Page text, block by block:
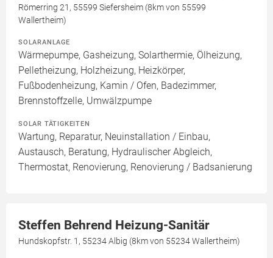
Römerring 21, 55599 Siefersheim (8km von 55599
Wallertheim)
SOLARANLAGE
Wärmepumpe, Gasheizung, Solarthermie, Ölheizung,
Pelletheizung, Holzheizung, Heizkörper,
Fußbodenheizung, Kamin / Ofen, Badezimmer,
Brennstoffzelle, Umwälzpumpe
SOLAR TÄTIGKEITEN
Wartung, Reparatur, Neuinstallation / Einbau,
Austausch, Beratung, Hydraulischer Abgleich,
Thermostat, Renovierung, Renovierung / Badsanierung
Steffen Behrend Heizung-Sanitär
Hundskopfstr. 1, 55234 Albig (8km von 55234 Wallertheim)